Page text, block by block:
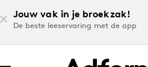
Jouw vak in je broekzak!
De beste leeservaring met de app